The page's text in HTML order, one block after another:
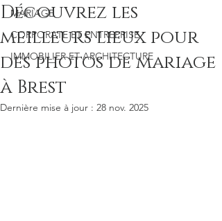
MARIAGE
CORPORATE ET ENTREPRISE
IMMOBILIER ET ARCHITECTURE
Découvrez les
meilleurs lieux pour
des photos de mariage
à Brest
Dernière mise à jour : 28 nov. 2025